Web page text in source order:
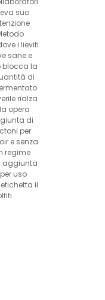
suo
i lieviti
sane e
blocca la
di
rialza
opera
di
per
e senza
regime
aggiunta
uso
il